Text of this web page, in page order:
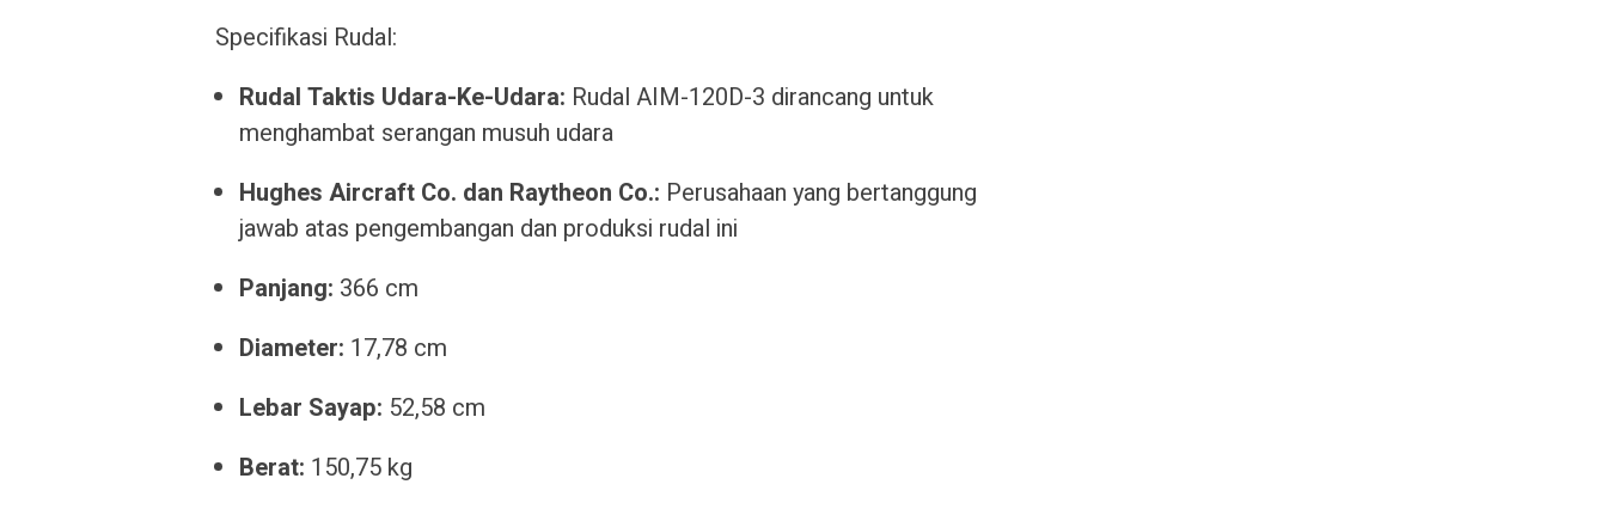
Specifikasi Rudal:
Rudal Taktis Udara-Ke-Udara: Rudal AIM-120D-3 dirancang untuk
menghambat serangan musuh udara
Hughes Aircraft Co. dan Raytheon Co.: Perusahaan yang bertanggung
jawab atas pengembangan dan produksi rudal ini
Panjang: 366 cm
Diameter: 17,78 cm
Lebar Sayap: 52,58 cm
Berat: 150,75 kg